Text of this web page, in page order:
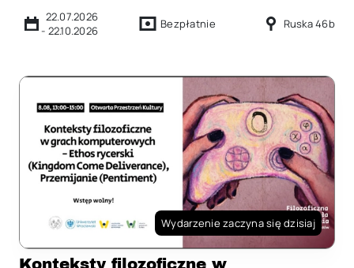
22.07.2026
- 22.10.2026 Bezpłatnie Ruska 46b
Wydarzenie zaczyna się dzisiaj
Konteksty filozoficzne w